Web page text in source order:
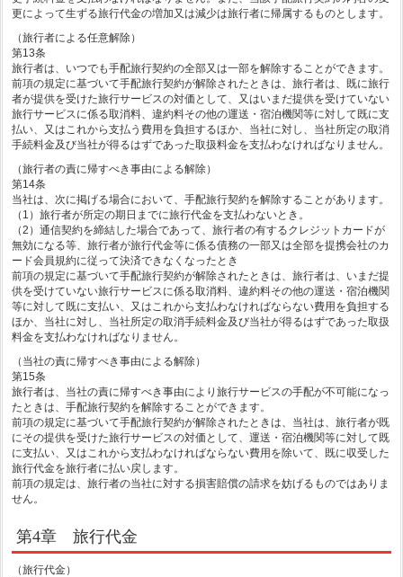
更によって生ずる旅行代金の増加又は減少は旅行者に帰属するものとします。
（旅行者による任意解除）
第13条
旅行者は、いつでも手配旅行契約の全部又は一部を解除することができます。
前項の規定に基づいて手配旅行契約が解除されたときは、旅行者は、既に旅行
者が提供を受けた旅行サービスの対価として、又はいまだ提供を受けていない
旅行サービスに係る取消料、違約料その他の運送・宿泊機関等に対して既に支
払い、又はこれから支払う費用を負担するほか、当社に対し、当社所定の取消
手続料金及び当社が得るはずであった取扱料金を支払わなければなりません。
（旅行者の責に帰すべき事由による解除）
第14条
当社は、次に掲げる場合において、手配旅行契約を解除することがあります。
（1）旅行者が所定の期日までに旅行代金を支払わないとき。
（2）通信契約を締結した場合であって、旅行者の有するクレジットカードが
無効になる等、旅行者が旅行代金等に係る債務の一部又は全部を提携会社のカ
ード会員規約に従って決済できなくなったとき
前項の規定に基づいて手配旅行契約が解除されたときは、旅行者は、いまだ提
供を受けていない旅行サービスに係る取消料、違約料その他の運送・宿泊機関
等に対して既に支払い、又はこれから支払わなければならない費用を負担する
ほか、当社に対し、当社所定の取消手続料金及び当社が得るはずであった取扱
料金を支払わなければなりません。
（当社の責に帰すべき事由による解除）
第15条
旅行者は、当社の責に帰すべき事由により旅行サービスの手配が不可能になっ
たときは、手配旅行契約を解除することができます。
前項の規定に基づいて手配旅行契約が解除されたときは、当社は、旅行者が既
にその提供を受けた旅行サービスの対価として、運送・宿泊機関等に対して既
に支払い、又はこれから支払わなければならない費用を除いて、既に収受した
旅行代金を旅行者に払い戻します。
前項の規定は、旅行者の当社に対する損害賠償の請求を妨げるものではありま
せん。
第4章 旅行代金
（旅行代金）